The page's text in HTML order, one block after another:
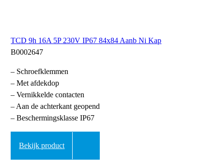
TCD 9h 16A 5P 230V IP67 84x84 Aanb Ni Kap
B0002647
– Schroefklemmen
– Met afdekdop
– Vernikkelde contacten
– Aan de achterkant geopend
– Beschermingsklasse IP67
Bekijk product